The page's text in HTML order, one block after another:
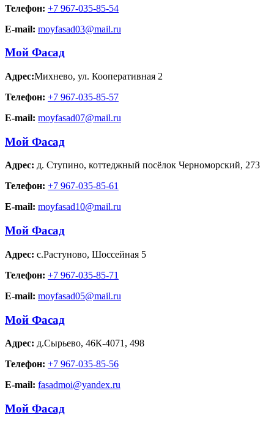
Телефон: +7 967-035-85-54
E-mail: moyfasad03@mail.ru
Мой Фасад
Адрес:Михнево, ул. Кооперативная 2
Телефон: +7 967-035-85-57
E-mail: moyfasad07@mail.ru
Мой Фасад
Адрес: д. Ступино, коттеджный посёлок Черноморский, 273
Телефон: +7 967-035-85-61
E-mail: moyfasad10@mail.ru
Мой Фасад
Адрес: с.Растуново, Шоссейная 5
Телефон: +7 967-035-85-71
E-mail: moyfasad05@mail.ru
Мой Фасад
Адрес: д.Сырьево, 46К-4071, 498
Телефон: +7 967-035-85-56
E-mail: fasadmoi@yandex.ru
Мой Фасад